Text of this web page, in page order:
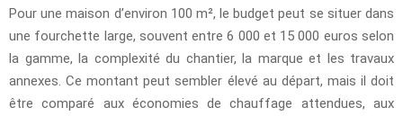
Pour une maison d’environ 100 m², le budget peut se situer dans
une fourchette large, souvent entre 6 000 et 15 000 euros selon
la gamme, la complexité du chantier, la marque et les travaux
annexes. Ce montant peut sembler élevé au départ, mais il doit
être comparé aux économies de chauffage attendues, aux